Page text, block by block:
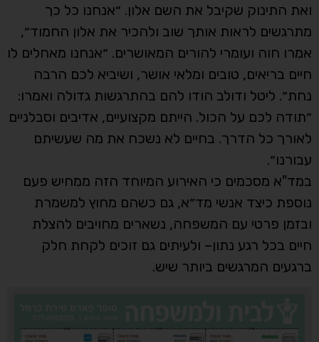
ואת התינוק שקיבל את השם אלון. ״אנחנו כל כך
מתרגשים לראות אותך שוב ולהכיר את אלון החמוד״,
אמרו חוה ועומרי להורים המאושרים. ״אנחנו מאחלים לו
חיים בריאים, טובים ומלאי אושר, ושיביא לכם הרבה
נחת״. ליטל ודולב הודו להם בהתרגשות גדולה ואמרו:
״תודה לכם על הכול. הייתם מקצועיים, אדיבים וסבלניים
לאורך כל הדרך. בחיים לא נשכח את מה שעשיתם
עבורנו״.
במד"א מסכמים כי האירוע המיוחד הזה ממחיש פעם
נוספת כיצד אנשי מד״א, גם כשהם מחוץ למשמרת
ובזמן פרטי עם המשפחה, נשארים מחויבים להצלת
חיים בכל רגע נתון– ולעיתים גם זוכים לקחת חלק
ברגעים המרגשים ביותר שיש.